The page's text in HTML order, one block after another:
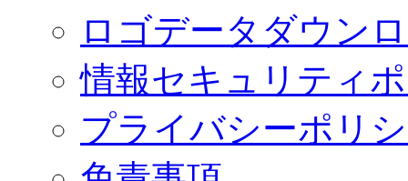
ロゴデータダウン
情報セキュリティ
プライバシーポリ